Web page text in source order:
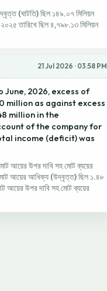
(ঘাটতি) ছিল ১৪৯.০৭ মিলিয়ন
তারিখে ছিল ৪,৭৯৮.১৩ মিলিয়ন
21 Jul 2026 · 03:58 PM
2026, excess of
million as against excess
million in the
of the company for
income (deficit) was
আয়ের উপর দাবি সহ মোট ব্যয়ের
মোট আয়ের আধিক্য (উদ্বৃত্ত) ছিল ১.৪৮
আয়ের উপর দাবি সহ মোট ব্যয়ের